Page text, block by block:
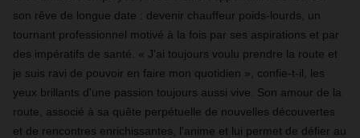
son rêve de longue date : devenir chauffeur poids-lourds, un
tournant professionnel motivé à la fois par ses aspirations et par
des impératifs de santé. « J'ai toujours voulu prendre la route et
je suis ravi de pouvoir en faire mon quotidien », confie-t-il, les
yeux brillants d'une passion toujours aussi vive. Son amour de la
route, associé à sa quête perpétuelle de nouvelles découvertes
et de rencontres enrichissantes, l'anime et lui permet de défier au